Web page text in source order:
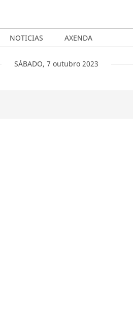
NOTICIAS AXENDA
SÁBADO, 7 outubro 2023